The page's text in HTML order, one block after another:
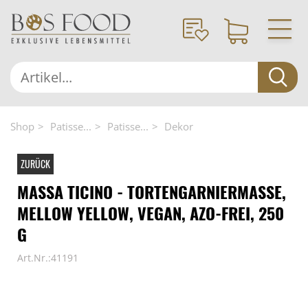
Shop Patisse... Patisse... Dekor
ZURÜCK
MASSA TICINO - TORTENGARNIERMASSE,
MELLOW YELLOW, VEGAN, AZO-FREI, 250
G
Art.Nr.:41191